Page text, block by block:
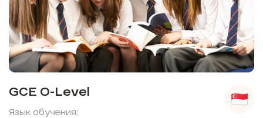
GCE O-Level
Язык обучения: